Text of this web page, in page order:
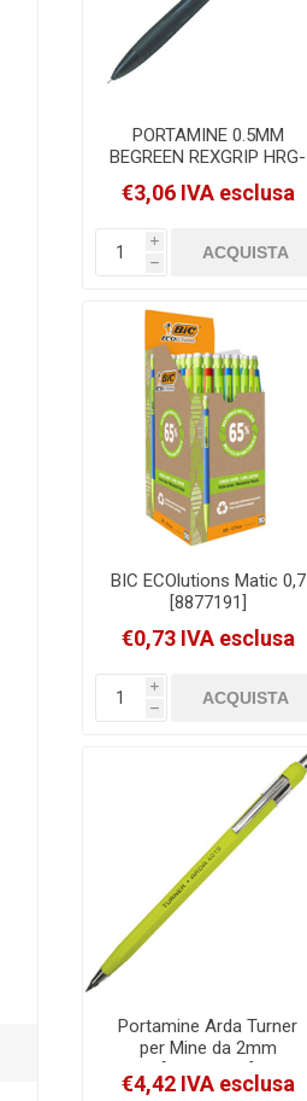
PORTAMINE 0.5MM
BEGREEN REXGRIP HRG-
10R PILOT FUSTO NERO
[040050]
€3,06 IVA esclusa
i
h
BIC ECOlutions Matic 0,7
[8877191]
€0,73 IVA esclusa
i
h
Portamine Arda Turner
per Mine da 2mm
€4,42 IVA esclusa